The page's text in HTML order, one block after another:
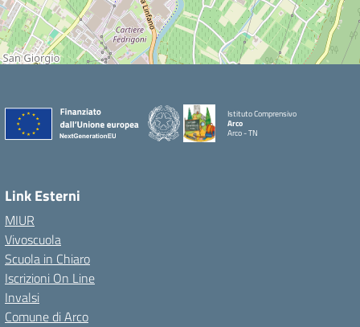
Istituto Comprensivo
Arco
Arco - TN
Link Esterni
MIUR
Vivoscuola
Scuola in Chiaro
Iscrizioni On Line
Invalsi
Comune di Arco